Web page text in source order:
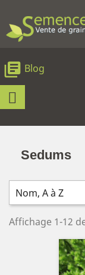
library_books Blog
Sedums
Nom, A à Z
Affichage 1-12